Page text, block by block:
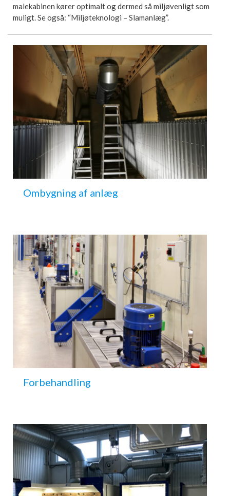
malekabinen kører optimalt og dermed så miljøvenligt som
muligt. Se også: “Miljøteknologi – Slamanlæg”.
Ombygning af anlæg
Forbehandling